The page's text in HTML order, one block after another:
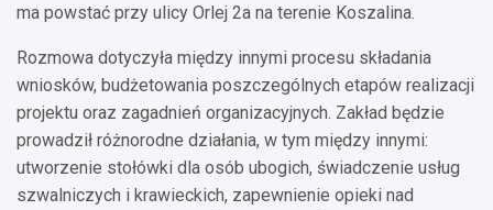
ma powstać przy ulicy Orlej 2a na terenie Koszalina.
Rozmowa dotyczyła między innymi procesu składania
wniosków, budżetowania poszczególnych etapów realizacji
projektu oraz zagadnień organizacyjnych. Zakład będzie
prowadził różnorodne działania, w tym między innymi:
utworzenie stołówki dla osób ubogich, świadczenie usług
szwalniczych i krawieckich, zapewnienie opieki nad